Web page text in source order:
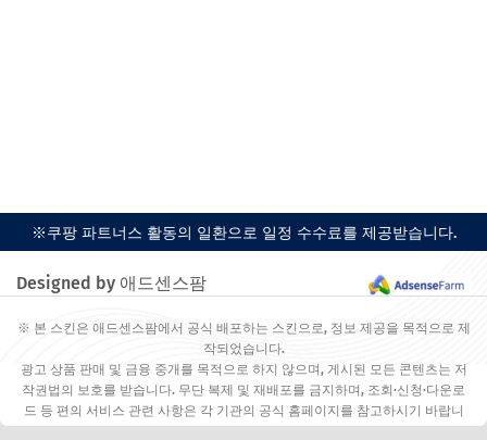
※쿠팡 파트너스 활동의 일환으로 일정 수수료를 제공받습니다.
Designed by 애드센스팜
※ 본 스킨은 애드센스팜에서 공식 배포하는 스킨으로, 정보 제공을 목적으로 제
작되었습니다.
광고 상품 판매 및 금융 중개를 목적으로 하지 않으며, 게시된 모든 콘텐츠는 저
작권법의 보호를 받습니다. 무단 복제 및 재배포를 금지하며, 조회·신청·다운로
드 등 편의 서비스 관련 사항은 각 기관의 공식 홈페이지를 참고하시기 바랍니